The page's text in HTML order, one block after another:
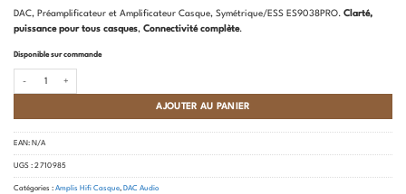
DAC, Préamplificateur et Amplificateur Casque, Symétrique/ESS ES9038PRO. Clarté,
puissance pour tous casques, Connectivité complète.
Disponible sur commande
AJOUTER AU PANIER
EAN: N/A
UGS : 2 710 985
Catégories : Amplis Hifi Casque, DAC Audio